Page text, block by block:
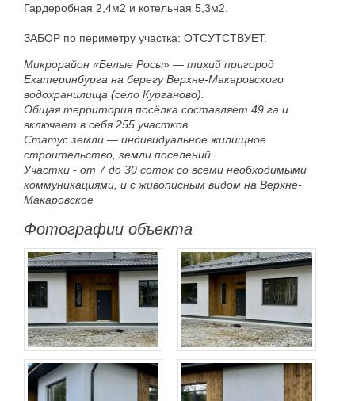
Гардеробная 2,4м2 и котельная 5,3м2.
ЗАБОР по периметру участка: ОТСУТСТВУЕТ.
Микрорайон «Белые Росы» — тихий пригород
Екатеринбурга на берегу Верхне-Макаровского
водохранилища (село Курганово).
Общая территория посёлка составляет 49 га и
включает в себя 255 участков.
Статус земли — индивидуальное жилищное
строительство, земли поселений.
Участки - от 7 до 30 соток со всеми необходимыми
коммуникациями, и с живописным видом на Верхне-
Макаровское
Фотографии объекта